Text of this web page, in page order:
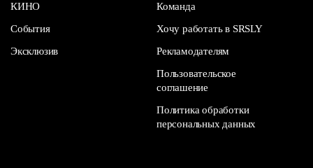
КИНО
События
Эксклюзив
Команда
Хочу работать в SRSLY
Рекламодателям
Пользовательское
соглашение
Политика обработки
персональных данных